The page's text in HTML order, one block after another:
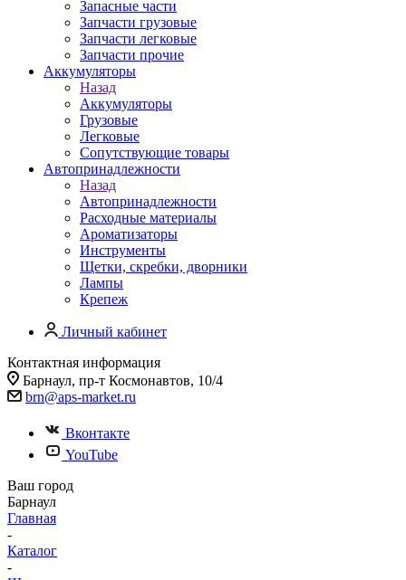
Запасные части
Запчасти грузовые
Запчасти легковые
Запчасти прочие
Аккумуляторы
Назад
Аккумуляторы
Грузовые
Легковые
Сопутствующие товары
Автопринадлежности
Назад
Автопринадлежности
Расходные материалы
Ароматизаторы
Инструменты
Щетки, скребки, дворники
Лампы
Крепеж
Личный кабинет
Контактная информация
Барнаул, пр-т Космонавтов, 10/4
brn@aps-market.ru
Вконтакте
YouTube
Ваш город
Барнаул
Главная
-
Каталог
-